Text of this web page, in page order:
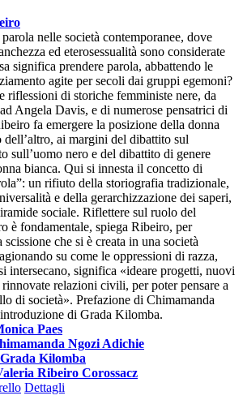
nelle società contemporanee, dove
ed eterosessualità sono considerate
significa prendere parola, abbattendo le
agite per secoli dai gruppi egemoni?
riflessioni di storiche femministe nere, da
Angela Davis, e di numerose pensatrici di
fa emergere la posizione della donna
dell’altro, ai margini del dibattito sul
sull’uomo nero e del dibattito di genere
bianca. Qui si innesta il concetto di
un rifiuto della storiografia tradizionale,
e della gerarchizzazione dei saperi,
sociale. Riflettere sul ruolo del
è fondamentale, spiega Ribeiro, per
scissione che si è creata in una società
su come le oppressioni di razza,
intersecano, significa «ideare progetti, nuovi
relazioni civili, per poter pensare a
di società». Prefazione di Chimamanda
di Grada Kilomba.
Paes
Ngozi Adichie
Grada Kilomba
Ribeiro Corossacz
Dettagli